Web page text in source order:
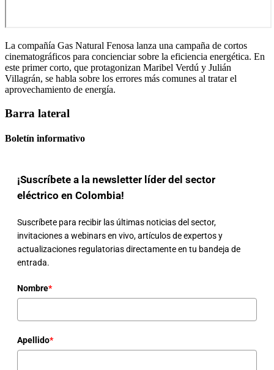
La compañía Gas Natural Fenosa lanza una campaña de cortos
cinematográficos para concienciar sobre la eficiencia energética. En
este primer corto, que protagonizan Maribel Verdú y Julián
Villagrán, se habla sobre los errores más comunes al tratar el
aprovechamiento de energía.
Barra lateral
Boletín informativo
¡Suscríbete a la newsletter líder del sector
eléctrico en Colombia!
Suscríbete para recibir las últimas noticias del sector,
invitaciones a webinars en vivo, artículos de expertos y
actualizaciones regulatorias directamente en tu bandeja de
entrada.
Nombre*
Apellido*